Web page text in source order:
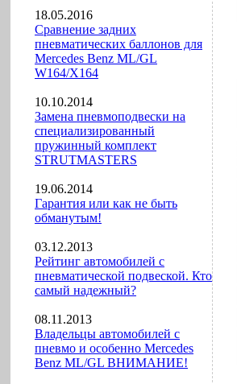
18.05.2016
Сравнение задних
пневматических баллонов для
Mercedes Benz ML/GL
W164/X164
10.10.2014
Замена пневмоподвески на
специализированный
пружинный комплект
STRUTMASTERS
19.06.2014
Гарантия или как не быть
обманутым!
03.12.2013
Рейтинг автомобилей с
пневматической подвеской. Кто
самый надежный?
08.11.2013
Владельцы автомобилей с
пневмо и особенно Mercedes
Benz ML/GL ВНИМАНИЕ!